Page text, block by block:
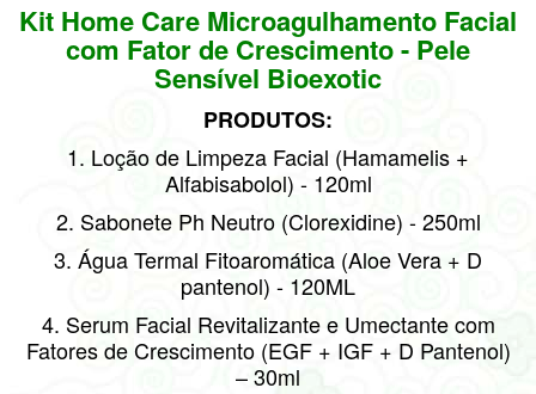
Kit Home Care Microagulhamento Facial
com Fator de Crescimento - Pele
Sensível Bioexotic
PRODUTOS:
1. Loção de Limpeza Facial (Hamamelis +
Alfabisabolol) - 120ml
2. Sabonete Ph Neutro (Clorexidine) - 250ml
3. Água Termal Fitoaromática (Aloe Vera + D
pantenol) - 120ML
4. Serum Facial Revitalizante e Umectante com
Fatores de Crescimento (EGF + IGF + D Pantenol)
– 30ml